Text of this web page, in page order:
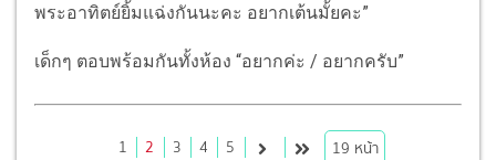
พระอาทิตย์ยิ้มแฉ่งกันนะคะ อยากเต้นมั้ยคะ”
เด็กๆ ตอบพร้อมกันทั้งห้อง “อยากค่ะ / อยากครับ”
1 2 3 4 5 19 หน้า